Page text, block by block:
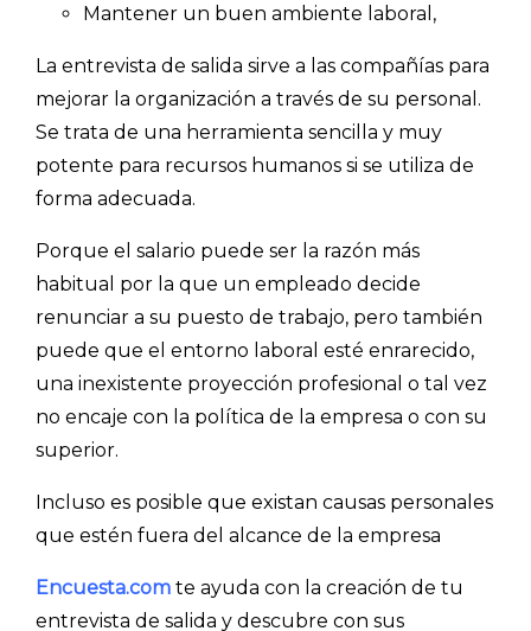
Mantener un buen ambiente laboral,
La entrevista de salida sirve a las compañías para
mejorar la organización a través de su personal.
Se trata de una herramienta sencilla y muy
potente para recursos humanos si se utiliza de
forma adecuada.
Porque el salario puede ser la razón más
habitual por la que un empleado decide
renunciar a su puesto de trabajo, pero también
puede que el entorno laboral esté enrarecido,
una inexistente proyección profesional o tal vez
no encaje con la política de la empresa o con su
superior.
Incluso es posible que existan causas personales
que estén fuera del alcance de la empresa
Encuesta.com te ayuda con la creación de tu
entrevista de salida y descubre con sus